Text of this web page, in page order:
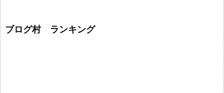
ブログ村 ランキング